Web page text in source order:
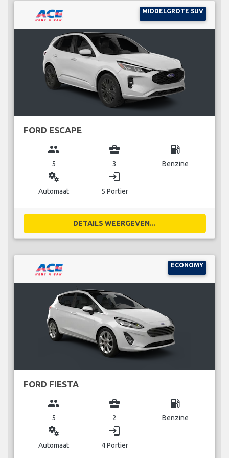
MIDDELGROTE SUV
FORD ESCAPE
group
5
business_center
3
local_gas_station
Benzine
miscellaneous_services
Automaat
login
5 Portier
DETAILS WEERGEVEN...
ECONOMY
FORD FIESTA
group
5
business_center
2
local_gas_station
Benzine
miscellaneous_services
Automaat
login
4 Portier